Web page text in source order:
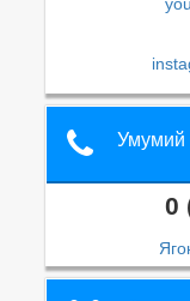
Умумий
0